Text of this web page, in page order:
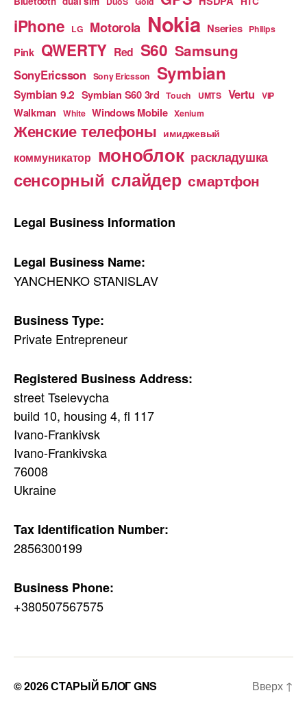
iPhone LG Motorola Nokia Nseries Philips
Pink QWERTY Red S60 Samsung
SonyEricsson Sony Ericsson Symbian
Symbian 9.2 Symbian S60 3rd Touch UMTS Vertu VIP
Walkman White Windows Mobile Xenium
Женские телефоны имиджевый
коммуникатор моноблок раскладушка
сенсорный слайдер смартфон
Legal Business Information
Legal Business Name:
YANCHENKO STANISLAV
Business Type:
Private Entrepreneur
Registered Business Address:
street Tselevycha
build 10, housing 4, fl 117
Ivano-Frankivsk
Ivano-Frankivska
76008
Ukraine
Tax Identification Number:
2856300199
Business Phone:
+380507567575
© 2026СТАРЫЙ БЛОГ GNS Вверх ↑